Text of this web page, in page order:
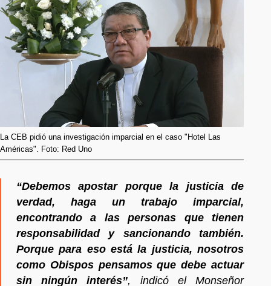
La CEB pidió una investigación imparcial en el caso "Hotel Las
Américas". Foto: Red Uno
“Debemos apostar porque la justicia de
verdad, haga un trabajo imparcial,
encontrando a las personas que tienen
responsabilidad y sancionando también.
Porque para eso está la justicia, nosotros
como Obispos pensamos que debe actuar
sin ningún interés”, indicó el Monseñor